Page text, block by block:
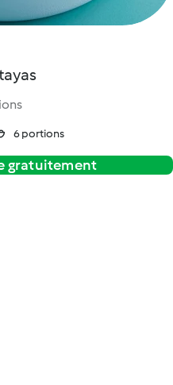
6 portions
gratuitement